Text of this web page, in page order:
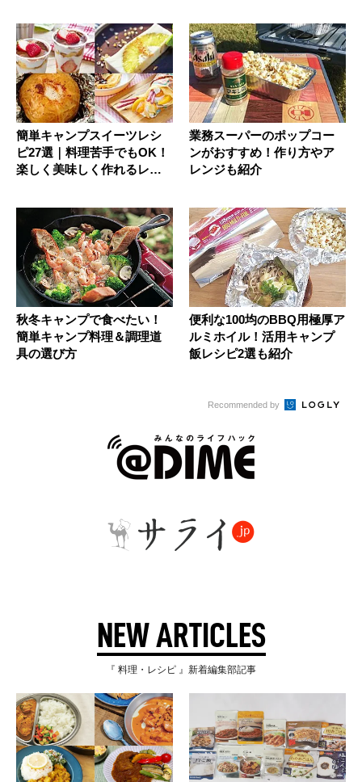
簡単キャンプスイーツレシ
ピ27選｜料理苦手でもOK！
楽しく美味しく作れるレシ
業務スーパーのポップコー
ンがおすすめ！作り方やア
レンジも紹介
秋冬キャンプで食べたい！
簡単キャンプ料理＆調理道
具の選び方
便利な100均のBBQ用極厚ア
ルミホイル！活用キャンプ
飯レシピ2選も紹介
Recommended by
NEW ARTICLES
『 料理・レシピ 』新着編集部記事